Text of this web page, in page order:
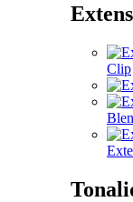
Clip